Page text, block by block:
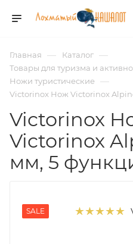
Главная — Каталог —
Товары для туризма и
Ножи туристические —
Victorinox Нож Victorinox
Victorinox
Victorinox
мм, 5
SALE